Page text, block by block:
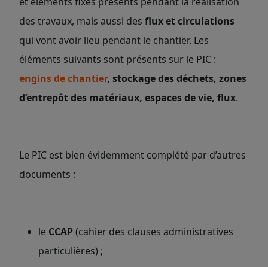
des travaux, mais aussi des flux et circulations
qui vont avoir lieu pendant le chantier. Les
éléments suivants sont présents sur le PIC :
engins de chantier, stockage des déchets, zones
d’entrepôt des matériaux, espaces de vie, flux.
Le PIC est bien évidemment complété par d’autres
documents :
le CCAP(cahier des clauses administratives
particulières) ;